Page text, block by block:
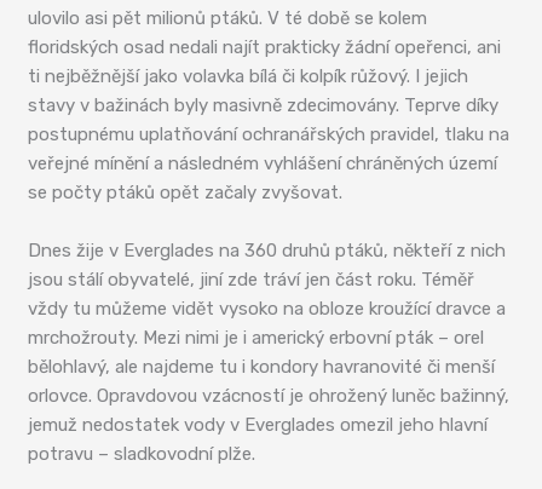
ulovilo asi pět milionů ptáků. V té době se kolem
floridských osad nedali najít prakticky žádní opeřenci, ani
ti nejběžnější jako volavka bílá či kolpík růžový. I jejich
stavy v bažinách byly masivně zdecimovány. Teprve díky
postupnému uplatňování ochranářských pravidel, tlaku na
veřejné mínění a následném vyhlášení chráněných území
se počty ptáků opět začaly zvyšovat.
Dnes žije v Everglades na 360 druhů ptáků, někteří z nich
jsou stálí obyvatelé, jiní zde tráví jen část roku. Téměř
vždy tu můžeme vidět vysoko na obloze kroužící dravce a
mrchožrouty. Mezi nimi je i americký erbovní pták – orel
bělohlavý, ale najdeme tu i kondory havranovité či menší
orlovce. Opravdovou vzácností je ohrožený luněc bažinný,
jemuž nedostatek vody v Everglades omezil jeho hlavní
potravu – sladkovodní plže.